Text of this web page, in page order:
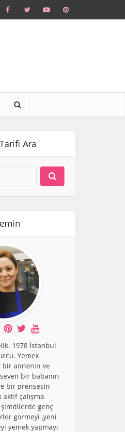
Ara
1978 İstanbul
Yemek
bir annenin ve
bir babanın
bir prensesin
aktif çalışma
genç
görmeyi ,yeni
yemek yapmayı